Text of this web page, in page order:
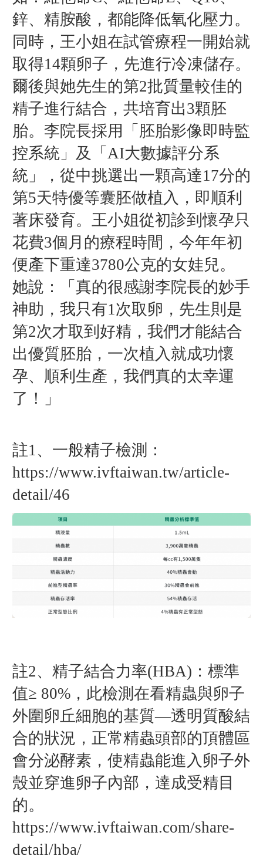
鋅、精胺酸，都能降低氧化壓力。
同時，王小姐在試管療程一開始就
取得14顆卵子，先進行冷凍儲存。
爾後與她先生的第2批質量較佳的
精子進行結合，共培育出3顆胚
胎。李院長採用「胚胎影像即時監
控系統」及「AI大數據評分系
統」，從中挑選出一顆高達17分的
第5天特優等囊胚做植入，即順利
著床發育。王小姐從初診到懷孕只
花費3個月的療程時間，今年年初
便產下重達3780公克的女娃兒。
她說：「真的很感謝李院長的妙手
神助，我只有1次取卵，先生則是
第2次才取到好精，我們才能結合
出優質胚胎，一次植入就成功懷
孕、順利生產，我們真的太幸運
了！」
註1、一般精子檢測：
https://www.ivftaiwan.tw/article-
detail/46
註2、精子結合力率(HBA)：標準
值≥ 80%，此檢測在看精蟲與卵子
外圍卵丘細胞的基質—透明質酸結
合的狀況，正常精蟲頭部的頂體區
會分泌酵素，使精蟲能進入卵子外
殼並穿進卵子內部，達成受精目
的。
https://www.ivftaiwan.com/share-
detail/hba/